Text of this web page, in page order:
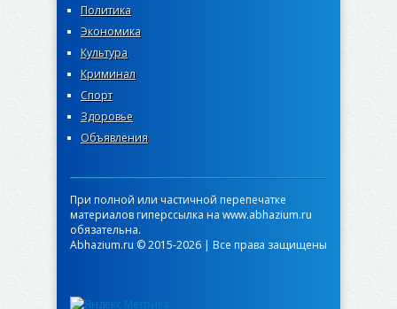
Политика
Экономика
Культура
Криминал
Спорт
Здоровье
Объявления
При полной или частичной перепечатке
материалов гиперссылка на www.abhazium.ru
обязательна.
Abhazium.ru © 2015-2026 | Все права защищены